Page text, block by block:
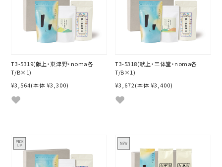
T3-5319(献上・東津野・noma各
T/B×1)
¥3,564(本体 ¥3,300)
T3-5318(献上・三体堂・noma各
T/B×1)
¥3,672(本体 ¥3,400)